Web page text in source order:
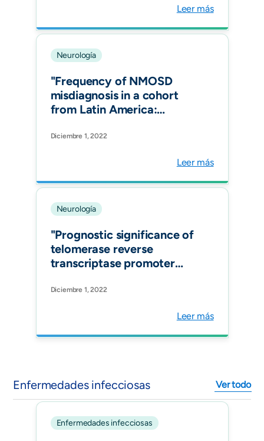
Leer más
Neurología
"Frequency of NMOSD
misdiagnosis in a cohort
from Latin America:
different contributors. Mult
Diciembre 1, 2022
Leer más
Neurología
"Prognostic significance of
telomerase reverse
transcriptase promoter
grade meningiomas.
Diciembre 1, 2022
Leer más
Enfermedades infecciosas Ver todo
Enfermedades infecciosas